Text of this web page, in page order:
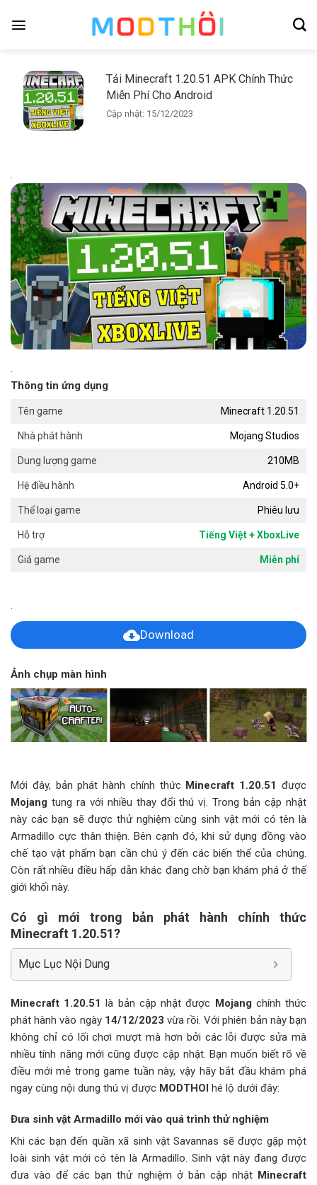
Tải Minecraft 1.20.51 APK Chính Thức
Miễn Phí Cho Android
Cập nhật: 15/12/2023
.
.
Thông tin ứng dụng
Tên game Minecraft 1.20.51
Nhà phát hành Mojang Studios
Dung lượng game 210MB
Hệ điều hành Android 5.0+
Thể loại game Phiêu lưu
Hỗ trợ Tiếng Việt + XboxLive
Giá game Miễn phí
.
Download
Ảnh chụp màn hình
Mới đây, bản phát hành chính thức Minecraft 1.20.51 được
Mojang tung ra với nhiều thay đổi thú vị. Trong bản cập nhật
này các bạn sẽ được thử nghiệm cùng sinh vật mới có tên là
Armadillo cực thân thiện. Bên cạnh đó, khi sử dụng đồng vào
chế tạo vật phẩm bạn cần chú ý đến các biến thể của chúng.
Còn rất nhiều điều hấp dẫn khác đang chờ bạn khám phá ở thế
giới khối này.
Có gì mới trong bản phát hành chính thức
Minecraft 1.20.51?
Mục Lục Nội Dung
Minecraft 1.20.51 là bản cập nhật được Mojang chính thức
phát hành vào ngày 14/12/2023 vừa rồi. Với phiên bản này bạn
không chỉ có lối chơi mượt mà hơn bởi các lỗi được sửa mà
nhiều tính năng mới cũng được cập nhật. Bạn muốn biết rõ về
điều mới mẻ trong game tuần này, vậy hãy bắt đầu khám phá
ngay cùng nội dung thú vị được MODTHOI hé lộ dưới đây:
Đưa sinh vật Armadillo mới vào quá trình thử nghiệm
Khi các bạn đến quần xã sinh vật Savannas sẽ được gặp một
loài sinh vật mới có tên là Armadillo. Sinh vật này đang được
đưa vào để các bạn thử nghiệm ở bản cập nhật Minecraft